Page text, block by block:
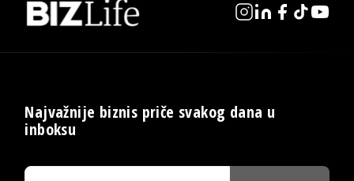
Najvažnije biznis priče svakog dana u
inboksu